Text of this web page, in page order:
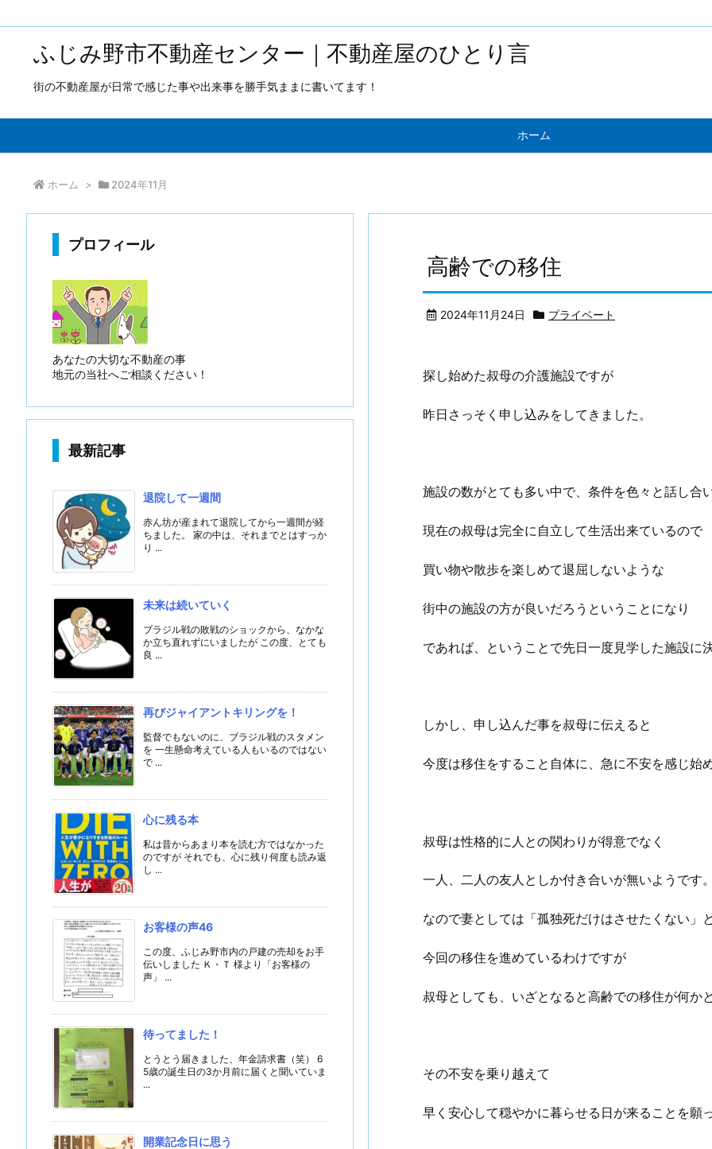
ふじみ野市不動産センター｜不動産屋のひとり言
街の不動産屋が日常で感じた事や出来事を勝手気ままに書いてます！
ホーム
ホーム > 2024年11月
高齢での移住
2024年11月24日 プライベート
探し始めた叔母の介護施設ですが
昨日さっそく申し込みをしてきました。
施設の数がとても多い中で、条件を色々と話し合
現在の叔母は完全に自立して生活出来ているので
買い物や散歩を楽しめて退屈しないような
街中の施設の方が良いだろうということになり
であれば、ということで先日一度見学した施設に
しかし、申し込んだ事を叔母に伝えると
今度は移住をすること自体に、急に不安を感じ始
叔母は性格的に人との関わりが得意でなく
一人、二人の友人としか付き合いが無いようです。
なので妻としては「孤独死だけはさせたくない」
今回の移住を進めているわけですが
叔母としても、いざとなると高齢での移住が何か
その不安を乗り越えて
早く安心して穏やかに暮らせる日が来ることを願
プロフィール
あなたの大切な不動産の事
地元の当社へご相談ください！
最新記事
退院して一週間
赤ん坊が産まれて退院してから一週間が経
ちました。 家の中は、それまでとはすっか
り ...
未来は続いていく
ブラジル戦の敗戦のショックから、なかな
か立ち直れずにいましたが この度、とても
良 ...
再びジャイアントキリングを！
監督でもないのに、ブラジル戦のスタメン
を 一生懸命考えている人もいるのではない
で ...
心に残る本
私は昔からあまり本を読む方ではなかった
のですが それでも、心に残り何度も読み返
し ...
お客様の声46
この度、ふじみ野市内の戸建の売却をお手
伝いしました Ｋ・Ｔ 様より「お客様の
声」 ...
待ってました！
とうとう届きました、年金請求書（笑） 6
5歳の誕生日の3か月前に届くと聞いていま
...
開業記念日に思う